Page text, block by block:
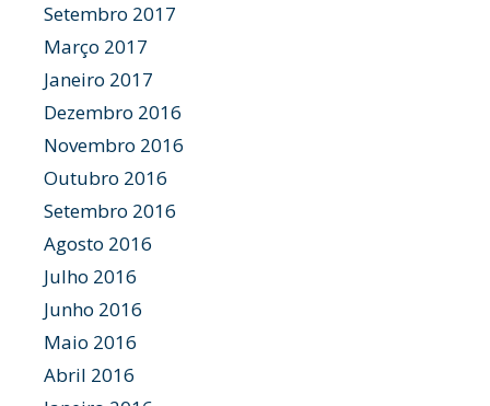
Setembro 2017
Março 2017
Janeiro 2017
Dezembro 2016
Novembro 2016
Outubro 2016
Setembro 2016
Agosto 2016
Julho 2016
Junho 2016
Maio 2016
Abril 2016